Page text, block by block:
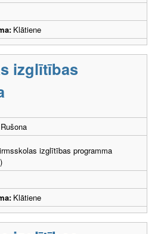
Klātiene
izglītības
izglītības programma
Klātiene